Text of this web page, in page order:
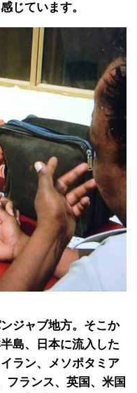
じています。
ジャブ地方。そこか
島、日本に流入した
ラン、メソポタミア
フランス、英国、米国